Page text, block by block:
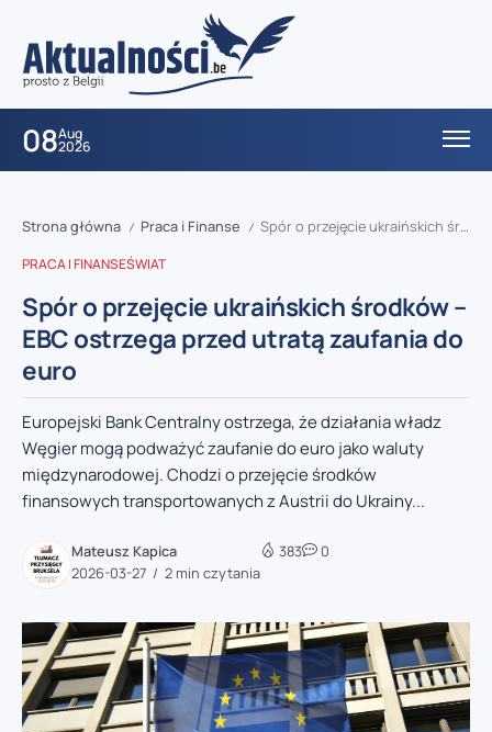
08Aug
2026
Strona główna / Praca i Finanse / Spór o przejęcie ukraińskich środków – EBC ostrzega przed utratą zaufania do euro
PRACA I FINANSEŚWIAT
Spór o przejęcie ukraińskich środków –
EBC ostrzega przed utratą zaufania do
euro
Europejski Bank Centralny ostrzega, że działania władz
Węgier mogą podważyć zaufanie do euro jako waluty
międzynarodowej. Chodzi o przejęcie środków
finansowych transportowanych z Austrii do Ukrainy...
Mateusz Kapica
2026-03-27
2 min czytania
383 0